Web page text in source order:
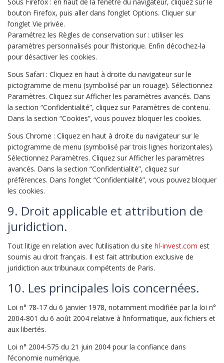
bouton Firefox, puis aller dans l’onglet Options. Cliquer sur
l’onglet Vie privée.
Paramétrez les Règles de conservation sur : utiliser les
paramètres personnalisés pour l’historique. Enfin décochez-la
pour désactiver les cookies.
Sous Safari : Cliquez en haut à droite du navigateur sur le
pictogramme de menu (symbolisé par un rouage). Sélectionnez
Paramètres. Cliquez sur Afficher les paramètres avancés. Dans
la section “Confidentialité”, cliquez sur Paramètres de contenu.
Dans la section “Cookies”, vous pouvez bloquer les cookies.
Sous Chrome : Cliquez en haut à droite du navigateur sur le
pictogramme de menu (symbolisé par trois lignes horizontales).
Sélectionnez Paramètres. Cliquez sur Afficher les paramètres
avancés. Dans la section “Confidentialité”, cliquez sur
préférences. Dans l’onglet “Confidentialité”, vous pouvez bloquer
les cookies.
9. Droit applicable et attribution de
juridiction.
Tout litige en relation avec l’utilisation du site hl-invest.com est
soumis au droit français. Il est fait attribution exclusive de
juridiction aux tribunaux compétents de Paris.
10. Les principales lois concernées.
Loi n° 78-17 du 6 janvier 1978, notamment modifiée par la loi n°
2004-801 du 6 août 2004 relative à l’informatique, aux fichiers et
aux libertés.
Loi n° 2004-575 du 21 juin 2004 pour la confiance dans
l’économie numérique.